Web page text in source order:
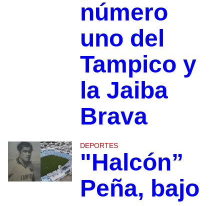
número
uno del
Tampico y
la Jaiba
Brava
DEPORTES
"Halcón”
Peña, bajo